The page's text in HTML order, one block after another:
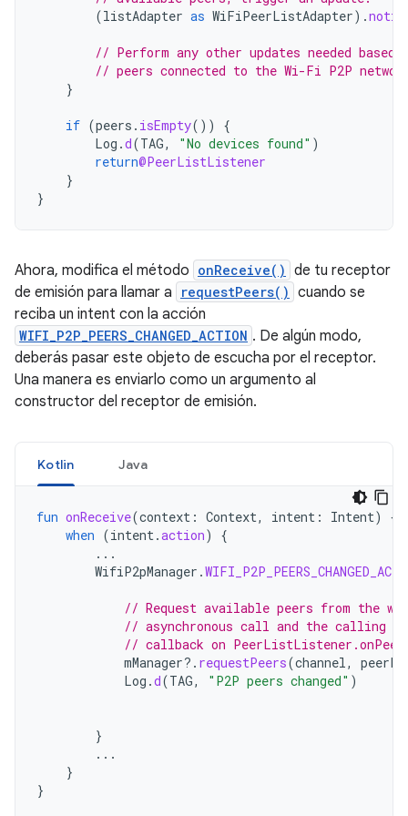
(listAdapter as WiFiPeerListAdapter).
// Perform any other updates needed
// peers connected to the Wi-Fi P2P
}
if (peers . isEmpty())
{
Log .d(TAG, "No devices found" )
return@PeerListListener
}
}
Ahora, modifica el método onReceive() de tu receptor
de emisión para llamar a
requestPeers() cuando se
reciba un intent con la acción
WIFI_P2P_PEERS_CHANGED_ACTION . De algún modo,
deberás pasar este objeto de escucha por el receptor.
Una manera es enviarlo como un argumento al
constructor del receptor de emisión.
Kotlin Java
fun onReceive(context : Context, intent : Intent)
{
when (intent.action)
{
...
WifiP2pManager .
// Request available peers from the
// asynchronous call and the calling
// callback on
mManager?. requestPeers(channel,
Log .d(TAG, "P2P peers changed" )
}
...
}
}